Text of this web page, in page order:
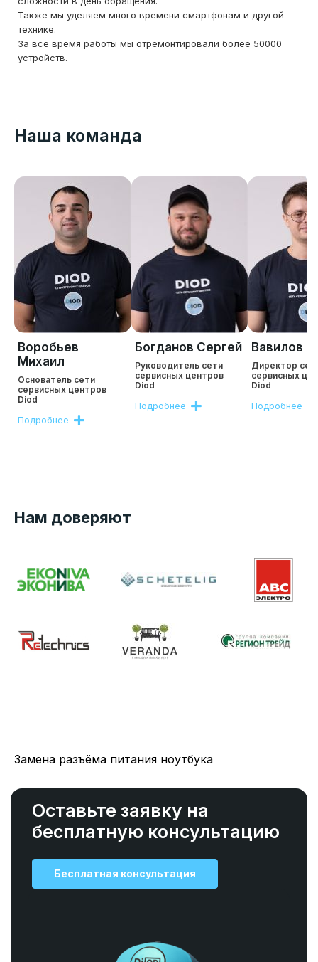
Также мы уделяем много времени смартфонам и другой
технике.
За все время работы мы отремонтировали более 50000
устройств.
Наша команда
Воробьев
Михаил
Основатель сети
сервисных центров
Diod
Подробнее
Богданов Сергей
Руководитель сети
сервисных центров
Diod
Подробнее
Вавилов
Директор
сервисных
Diod
Подробнее
Нам доверяют
Замена разъёма питания ноутбука
Оставьте заявку на
бесплатную консультацию
Бесплатная консультация